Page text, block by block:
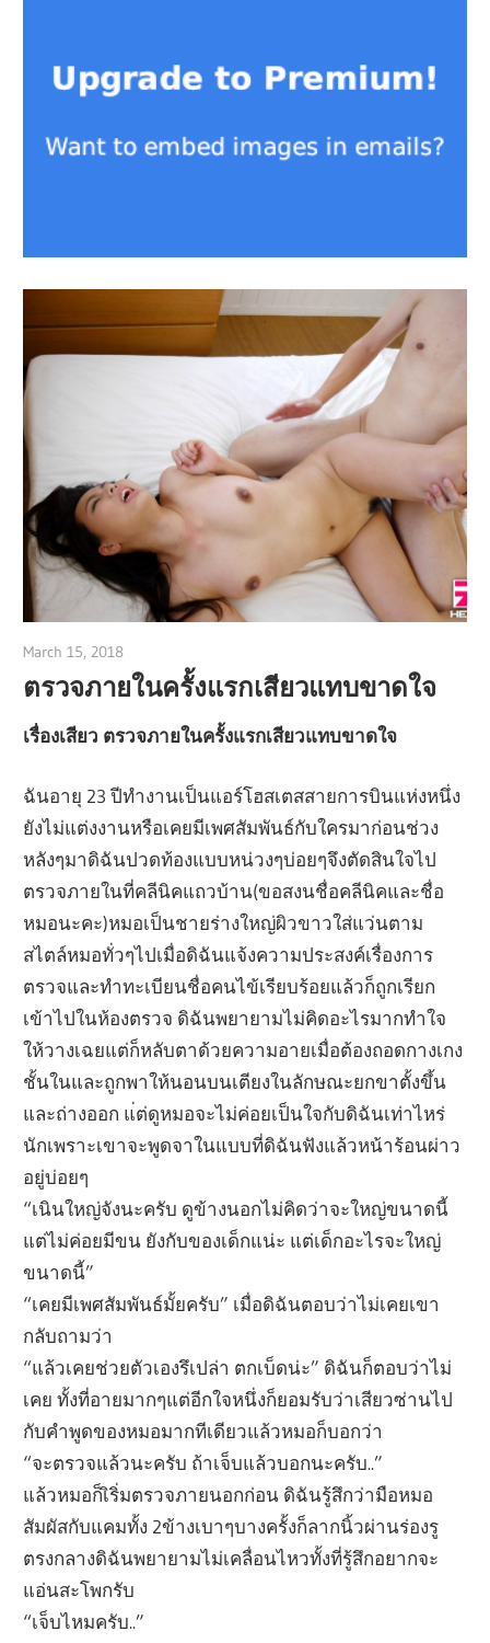
March 15, 2018
ตรวจภายในครั้งแรกเสียวแทบขาดใจ
เรื่องเสียว ตรวจภายในครั้งแรกเสียวแทบขาดใจ
ฉันอายุ 23 ปีทำงานเป็นแอร์โฮสเตสสายการบินแห่งหนึ่ง
ยังไม่แต่งงานหรือเคยมีเพศสัมพันธ์กับใครมาก่อนช่วง
หลังๆมาดิฉันปวดท้องแบบหน่วงๆบ่อยๆจึงตัดสินใจไป
ตรวจภายในที่คลีนิคแถวบ้าน(ขอสงนชื่อคลีนิคและชื่อ
หมอนะคะ)หมอเป็นชายร่างใหญ่ผิวขาวใส่แว่นตาม
สไตล์หมอทั่วๆไปเมื่อดิฉันแจ้งความประสงค์เรื่องการ
ตรวจและทำทะเบียนชื่อคนไข้เรียบร้อยแล้วก็ถูกเรียก
เข้าไปในห้องตรวจ ดิฉันพยายามไม่คิดอะไรมากทำใจ
ให้วางเฉยแต่ก็หลับตาด้วยความอายเมื่อต้องถอดกางเกง
ชั้นในและถูกพาให้นอนบนเตียงในลักษณะยกขาตั้งขึ้น
และถ่างออก แ่ต่ดูหมอจะไม่ค่อยเป็นใจกับดิฉันเท่าไหร่
นักเพราะเขาจะพูดจาในแบบที่ดิฉันฟังแล้วหน้าร้อนผ่าว
อยู่บ่อยๆ
“เนินใหญ่จังนะครับ ดูข้างนอกไม่คิดว่าจะใหญ่ขนาดนี้
แต่ไม่ค่อยมีขน ยังกับของเด็กแน่ะ แต่เด็กอะไรจะใหญ่
ขนาดนี้”
“เคยมีเพศสัมพันธ์มั้ยครับ” เมื่อดิฉันตอบว่าไม่เคยเขา
กลับถามว่า
“แล้วเคยช่วยตัวเองรึเปล่า ตกเบ็ดน่ะ” ดิฉันก็ตอบว่าไม่
เคย ทั้งที่อายมากๆแต่อีกใจหนึ่งก็ยอมรับว่าเสียวซ่านไป
กับคำพูดของหมอมากทีเดียวแล้วหมอก็บอกว่า
“จะตรวจแล้วนะครับ ถ้าเจ็บแล้วบอกนะครับ..”
แล้วหมอก็เิริ่มตรวจภายนอกก่อน ดิฉันรู้สึกว่ามือหมอ
สัมผัสกับแคมทั้ง 2ข้างเบาๆบางครั้งก็ลากนิ้วผ่านร่องรู
ตรงกลางดิฉันพยายามไม่เคลื่อนไหวทั้งที่รู้สึกอยากจะ
แอ่นสะโพกรับ
“เจ็บไหมครับ..”